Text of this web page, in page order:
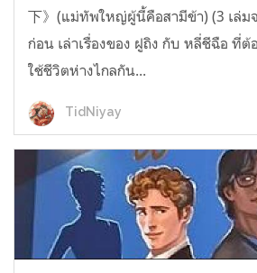
下》(แม่ทัพใหญ่ผู้นี้คือสามีข้า) (3 เล่ม
ก่อน เล่าเรื่องของ ฝูถิง กับ หลี่ชีฉือ ที่
ใช้ชีวิตห่างไกลกัน...
TidNiyay